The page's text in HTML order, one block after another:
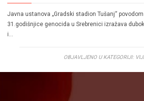
Javna ustanova „Gradski stadion Tušanj“
31.godišnjice genocida u Srebrenici izražava
i…
OBJAVLJENO U KATEGORIJI: